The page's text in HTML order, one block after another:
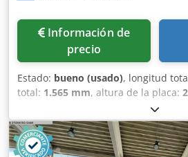
Información de
precio
Estado: bueno (usado), longitud
total: 1.565 mm, altura de la placa:
ZERBST Tipo: DP1 / S2 y DP2 / S3 y
fabricación: 1988 Especificaciones
estándar de EE. UU. Longitud 2035
Altura 255 mm Peso por placa